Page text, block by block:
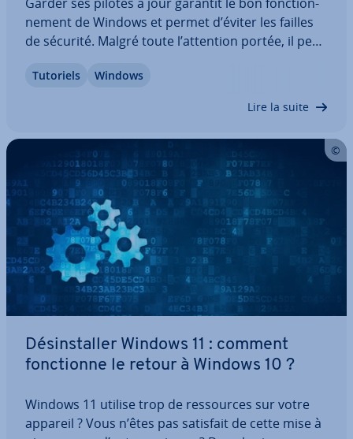
ne­ment de Windows et permet d’éviter les failles
de sécurité. Malgré toute l’attention portée, il peut
jour. Cela diminue les per­for­mances de l’or­di­na­
Tutoriels Windows
Lire la suite
Dé­sins­tal­ler Windows 11 : comment
fonc­tionne le retour à Windows 10 ?
Windows 11 utilise trop de res­sources sur votre
appareil ? Vous n’êtes pas satisfait de cette mise à